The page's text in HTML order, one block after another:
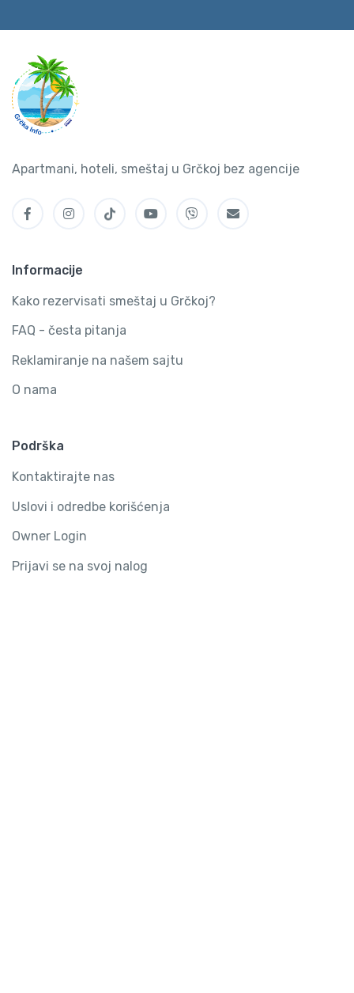
Apartmani, hoteli, smeštaj u Grčkoj bez agencije
Informacije
Kako rezervisati smeštaj u Grčkoj?
FAQ - česta pitanja
Reklamiranje na našem sajtu
O nama
Podrška
Kontaktirajte nas
Uslovi i odredbe korišćenja
Owner Login
Prijavi se na svoj nalog